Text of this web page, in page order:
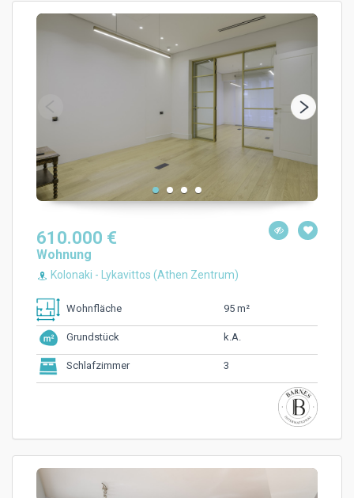
610.000 €
Wohnung
Kolonaki - Lykavittos (Athen Zentrum)
Wohnfläche 95 m²
Grundstück k.A.
Schlafzimmer 3